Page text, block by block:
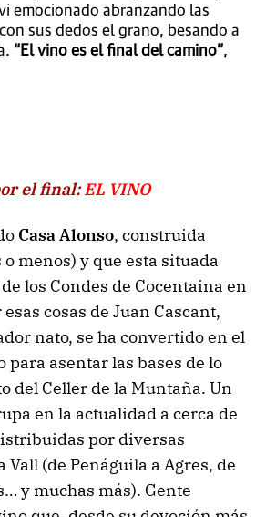
emocionado abranzando las
sus dedos el grano, besando a
“El vino es el final del camino”,
el final:EL VINO
Casa Alonso, construida
menos) y que esta situada
los Condes de Cocentaina en
cosas de Juan Cascant,
nato, se ha convertido en el
para asentar las bases de lo
del Celler de la Muntaña. Un
en la actualidad a cerca de
por diversas
Vall (de Penáguila a Agres, de
y muchas más). Gente